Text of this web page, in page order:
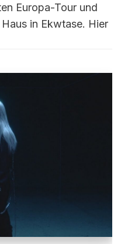
Europa-Tour und
in Ekwtase. Hier